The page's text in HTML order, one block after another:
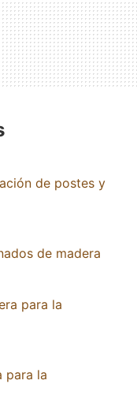
de postes y
de madera
para la
para la